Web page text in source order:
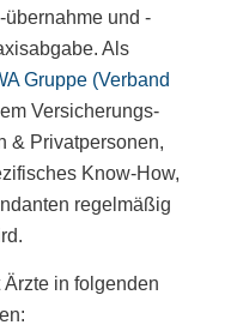
und -
Als
Gruppe (Verband
Versicherungs-
& Privatpersonen,
Know-How,
regelmäßig
in folgenden